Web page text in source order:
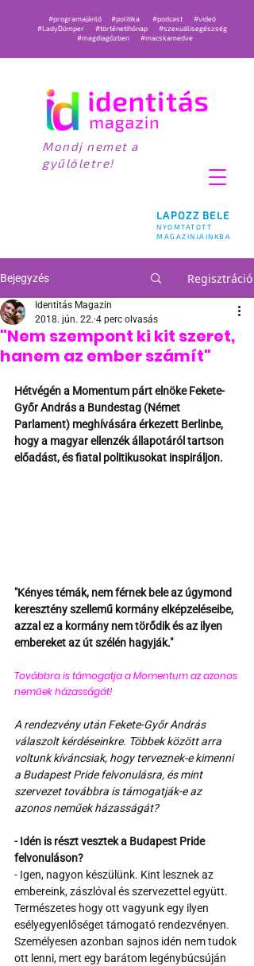
LAPOZZ BELE
NYOMTATOTT
MAGAZINJAINKBA
#programajánló #politika #podcast
#videó
#LadyDömper
#történetihónap
#szexuálisegészség
#magdiagőzben
#macskamedve
Mondj nemet a
gyűlöletre!
Bejegyzés Regisztráció
"Nem szempont ki kit szeret,
hanem az ember számít"
Identitás Magazin
2018. jún. 22. 4 perc olvasás
Hétvégén a Momentum párt elnöke Fekete-
Győr András a Bundestag (Német
Parlament) meghívására érkezett Berlinbe,
hogy a magyar ellenzék állapotáról tartson
előadást, és fiatal politikusokat inspiráljon.
"Kényes témák, nem férnek bele az úgymond
keresztény szellemű kormány elképzeléseibe,
azzal ez a kormány nem törődik és az ilyen
embereket az út szélén hagyják."
Továbbra is támogatja a Momentum az azonos
neműek házasságát!
A rendezvény után Fekete-Győr András
válaszolt kérdéseinkre. Többek között arra
voltunk kíváncsiak, hogy terveznek-e kimenni
a Budapest Pride felvonulásra, és mint
szervezet továbbra is támogatják-e az
azonos neműek házasságát?
- Idén is részt vesztek a Budapest Pride
felvonuláson?
- Igen, nagyon készülünk. Kint lesznek az
embereink, zászlóval és szervezettel együtt.
Természetes hogy ott vagyunk egy ilyen
esélyegyenlőséget támogató rendezvényen.
Személyesen azonban sajnos idén nem tudok
ott lenni, mert egy barátom legénybúcsúján